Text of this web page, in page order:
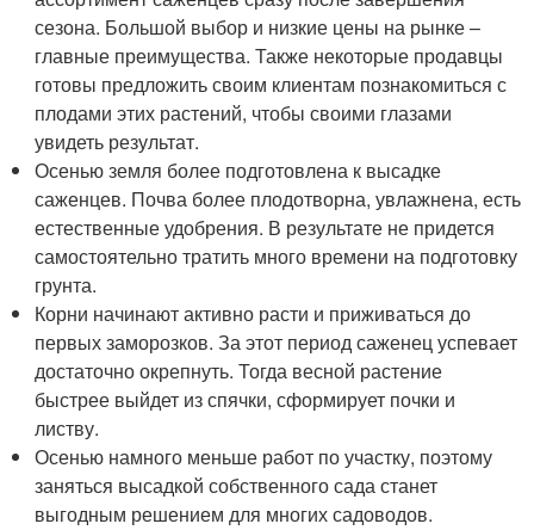
сезона. Большой выбор и низкие цены на рынке –
главные преимущества. Также некоторые продавцы
готовы предложить своим клиентам познакомиться с
плодами этих растений, чтобы своими глазами
увидеть результат.
Осенью земля более подготовлена к высадке
саженцев. Почва более плодотворна, увлажнена, есть
естественные удобрения. В результате не придется
самостоятельно тратить много времени на подготовку
грунта.
Корни начинают активно расти и приживаться до
первых заморозков. За этот период саженец успевает
достаточно окрепнуть. Тогда весной растение
быстрее выйдет из спячки, сформирует почки и
листву.
Осенью намного меньше работ по участку, поэтому
заняться высадкой собственного сада станет
выгодным решением для многих садоводов.